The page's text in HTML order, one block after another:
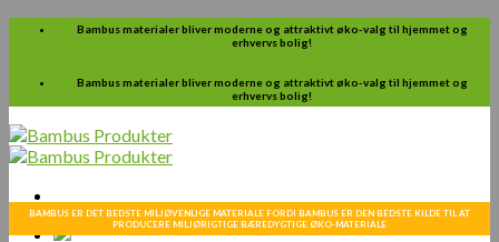
Skip
Bambus materialer bliver moderne og attraktivt øko-valg til hjemmet og
erhvervs bolig!
Bambus materialer bliver moderne og attraktivt øko-valg til hjemmet og
erhvervs bolig!
BAMBUS ER DET BEDSTE MILJØVENLIGE MATERIALE FORDI BAMBUS ER DEN BEDSTE KILDE TIL AT
PRODUCERE MILJØRIGTIGE BÆREDYGTIGE ØKO-MATERIALE